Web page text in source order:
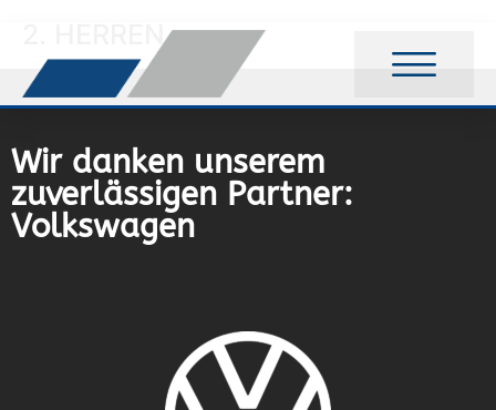
2. HERREN
Wir danken unserem
zuverlässigen Partner:
Volkswagen